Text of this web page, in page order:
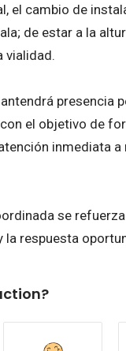
el cambio de
de estar a la
vialidad.
presencia
el objetivo de
inmediata
se
respuesta